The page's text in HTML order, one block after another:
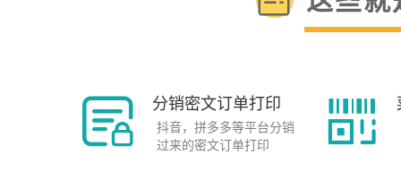
分销密文订单打印
抖音，拼多多等平台分销
过来的密文订单打印